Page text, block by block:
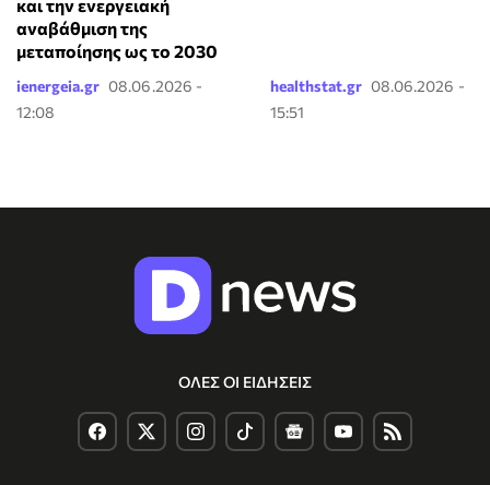
και την ενεργειακή
αναβάθμιση της
μεταποίησης ως το 2030
ienergeia.gr 08.06.2026 -
12:08
healthstat.gr 08.06.2026 -
15:51
ΟΛΕΣ ΟΙ ΕΙΔΗΣΕΙΣ